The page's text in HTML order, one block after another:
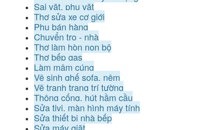
Sai vặt, phụ vặt
Thợ sửa xe cơ giới
Phụ bán hàng
Chuyển trọ - nhà
Thợ làm hòn non bộ
Thợ bếp gas
Làm mâm cúng
Vệ sinh ghế sofa, nệm
Vẽ tranh trang trí tường
Thông cống, hút hầm cầu
Sửa tivi, màn hình máy tính
Sửa thiết bị nhà bếp
Sửa máy giặt